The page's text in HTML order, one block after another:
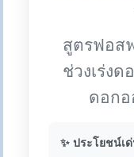
สูตรฟอส
ช่วงเร่ง
ดอก
✨ ประโยชน์เ